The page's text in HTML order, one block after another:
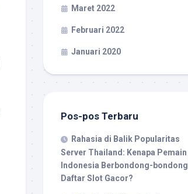
Maret 2022
Februari 2022
Januari 2020
Pos-pos Terbaru
Rahasia di Balik Popularitas
Server Thailand: Kenapa Pemain
Indonesia Berbondong-bondong
Daftar Slot Gacor?